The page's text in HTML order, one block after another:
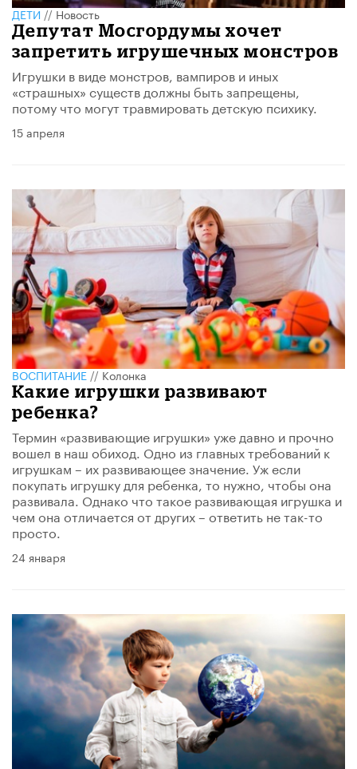
ДЕТИ//Новость
Депутат Мосгордумы хочет
запретить игрушечных монстров
Игрушки в виде монстров, вампиров и иных
«страшных» существ должны быть запрещены,
потому что могут травмировать детскую психику.
15 апреля
ВОСПИТАНИЕ//Колонка
Какие игрушки развивают
ребенка?
Термин «развивающие игрушки» уже давно и прочно
вошел в наш обиход. Одно из главных требований к
игрушкам – их развивающее значение. Уж если
покупать игрушку для ребенка, то нужно, чтобы она
развивала. Однако что такое развивающая игрушка и
чем она отличается от других – ответить не так-то
просто.
24 января